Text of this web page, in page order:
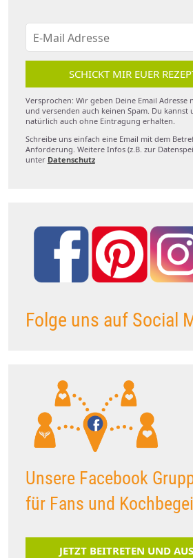
SCHICKT MIR EUER
Versprochen: Wir geben Deine Email Adresse
und versenden auch keinen Spam. Du kannst
natürlich auch ohne Eintragung erhalten.
Schreibe uns einfach eine Email mit dem
Anforderung. Weitere Infos (z.B. zur
unter Datenschutz
Folge uns auf Social
Unsere Facebook
für Fans und
JETZT BEITRETEN UND